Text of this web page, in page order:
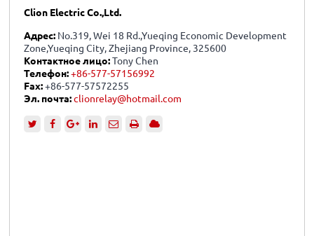
Clion Electric Co.,Ltd.
Адрес: No.319, Wei 18 Rd.,Yueqing Economic Development
Zone,Yueqing City, Zhejiang Province, 325600
Контактное лицо:Tony Chen
Телефон: +86-577-57156992
Fax:+86-577-57572255
Эл. почта: clionrelay@hotmail.com